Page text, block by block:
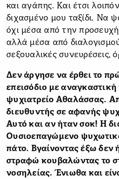
και αγάπης. Και έτσι
διχασμένο μου ταξίδι. Να
όχι μέσα από την προσευχή
αλλά μέσα από
σεξουαλικές συνευρέσεις,
Δεν άργησε να έρθει το
επεισόδιο με
ψυχιατρείο Αθαλάσσας.
διευθυντής σε αφανής
Αυτό και αν ήταν σοκ! Η
Ουσιοεπαγώμενο
πάτο. Βγαίνοντας έξω δεν
στραφώ κουβαλώντας το
νοσηλείας. Ένιωθα και